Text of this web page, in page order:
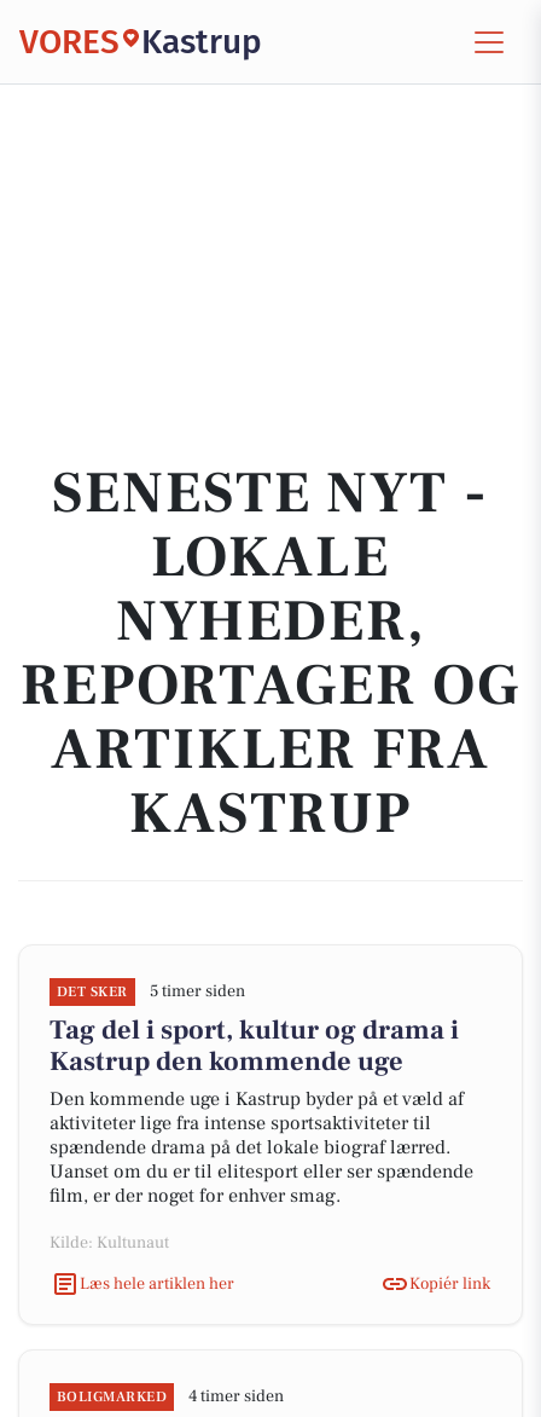
VORES Kastrup
SENESTE NYT -
LOKALE
NYHEDER,
REPORTAGER OG
ARTIKLER FRA
KASTRUP
DET SKER 5 timer siden
Tag del i sport, kultur og drama i
Kastrup den kommende uge
Den kommende uge i Kastrup byder på et væld af
aktiviteter lige fra intense sportsaktiviteter til
spændende drama på det lokale biograf lærred.
Uanset om du er til elitesport eller ser spændende
film, er der noget for enhver smag.
Kilde: Kultunaut
Læs hele artiklen her
Kopiér link
BOLIGMARKED 4 timer siden